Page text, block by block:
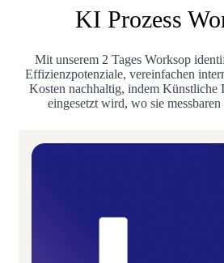
KI Prozess
Mit unserem 2 Tages Worksop
Effizienzpotenziale, vereinfachen
Kosten nachhaltig, indem Künstliche
eingesetzt wird, wo sie